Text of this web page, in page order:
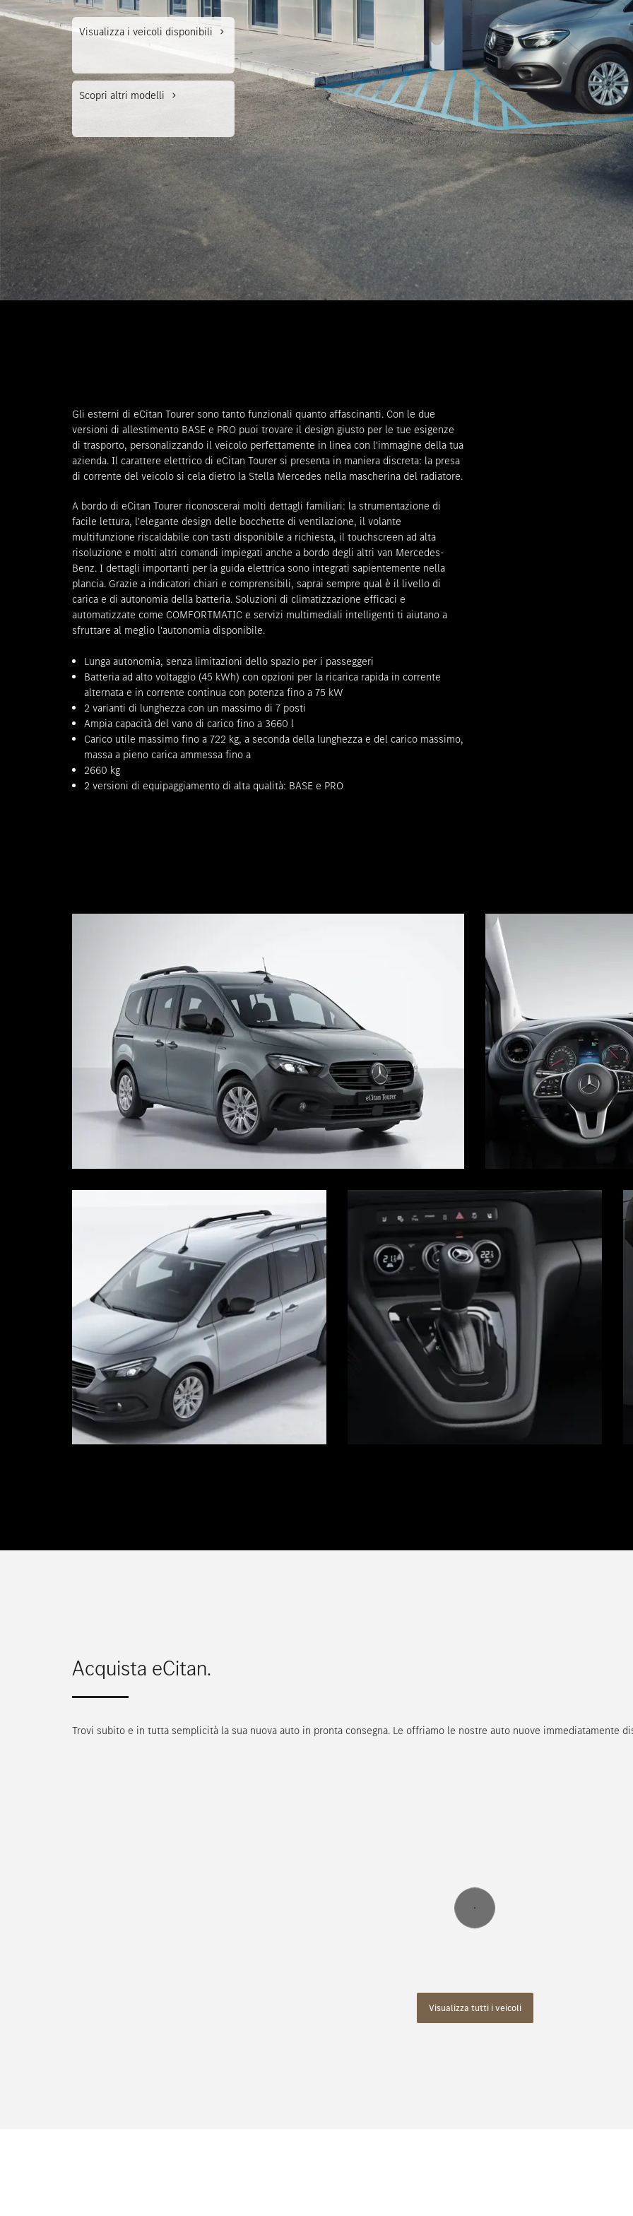
Modelli precedenti
Giro di prova vans/veicoli commerciali leggeri
Giro di prova veicoli industriali/trucks
Clienti flottisti e commerciali
Soluzioni di ricarica
Leasing
Assicurazione
Garanzie
Noleggio
Digital Extras
ServiceCare
Visualizza i veicoli disponibili
Scopri altri modelli
Gli esterni di eCitan Tourer sono tanto funzionali quanto affascinanti. Con le due
versioni di allestimento BASE e PRO puoi trovare il design giusto per le tue esigenze
di trasporto, personalizzando il veicolo perfettamente in linea con l'immagine della tua
azienda. Il carattere elettrico di eCitan Tourer si presenta in maniera discreta: la presa
di corrente del veicolo si cela dietro la Stella Mercedes nella mascherina del radiatore.
A bordo di eCitan Tourer riconoscerai molti dettagli familiari: la strumentazione di
facile lettura, l'elegante design delle bocchette di ventilazione, il volante
multifunzione riscaldabile con tasti disponibile a richiesta, il touchscreen ad alta
risoluzione e molti altri comandi impiegati anche a bordo degli altri van Mercedes-
Benz. I dettagli importanti per la guida elettrica sono integrati sapientemente nella
plancia. Grazie a indicatori chiari e comprensibili, saprai sempre qual è il livello di
carica e di autonomia della batteria. Soluzioni di climatizzazione efficaci e
automatizzate come COMFORTMATIC e servizi multimediali intelligenti ti aiutano a
sfruttare al meglio l'autonomia disponibile.
Lunga autonomia, senza limitazioni dello spazio per i passeggeri
Batteria ad alto voltaggio (45 kWh) con opzioni per la ricarica rapida in corrente
alternata e in corrente continua con potenza fino a 75 kW
2 varianti di lunghezza con un massimo di 7 posti
Ampia capacità del vano di carico fino a 3660 l
Carico utile massimo fino a 722 kg, a seconda della lunghezza e del carico massimo,
massa a pieno carica ammessa fino a
2660 kg
2 versioni di equipaggiamento di alta qualità: BASE e PRO
Acquista eCitan.
Trovi subito e in tutta semplicità la sua nuova auto in pronta consegna. Le offriamo le nostre auto nuove immediatamente
Visualizza tutti i veicoli